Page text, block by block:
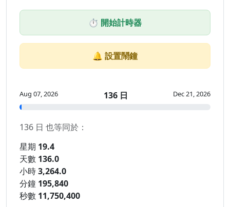
⏱️ 開始計時器
🔔 設置鬧鐘
Aug 07, 2026 136 日 Dec 21, 2026
136 日 也等同於：
星期 19.4
天數 136.0
小時3,264.0
分鐘 195,840
秒數 11,750,400